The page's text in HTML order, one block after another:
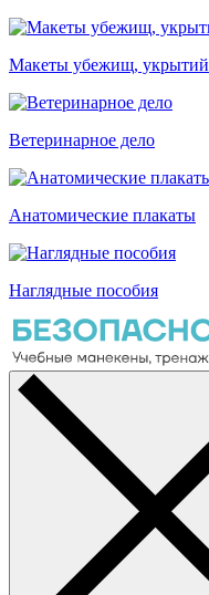
Макеты убежищ, укрытий
Ветеринарное дело
Анатомические плакаты
Наглядные пособия